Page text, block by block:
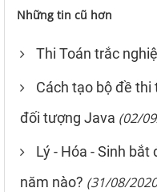
Những tin cũ hơn
Thi Toán trắc
Cách tạo bộ đề
đối tượng Java (02/
Lý - Hóa - Sinh
năm nào? (31/08/